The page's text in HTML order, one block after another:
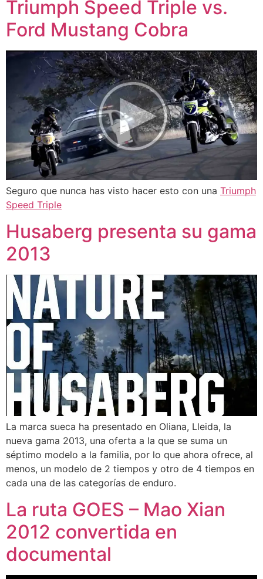
Triumph Speed Triple vs.
Ford Mustang Cobra
Seguro que nunca has visto hacer esto con una Triumph
Speed Triple
Husaberg presenta su gama
2013
La marca sueca ha presentado en Oliana, Lleida, la
nueva gama 2013, una oferta a la que se suma un
séptimo modelo a la familia, por lo que ahora ofrece, al
menos, un modelo de 2 tiempos y otro de 4 tiempos en
cada una de las categorías de enduro.
La ruta GOES – Mao Xian
2012 convertida en
documental